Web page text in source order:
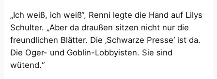
„Ich weiß, ich weiß“, Renni legte die Hand auf Lilys
Schulter. „Aber da draußen sitzen nicht nur die
freundlichen Blätter. Die ‚Schwarze Presse‘ ist da.
Die Oger- und Goblin-Lobbyisten. Sie sind
wütend.“